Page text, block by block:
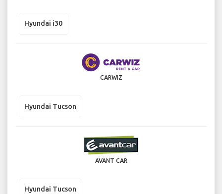
Hyundai i30
CARWIZ
Hyundai Tucson
AVANT CAR
Hyundai Tucson